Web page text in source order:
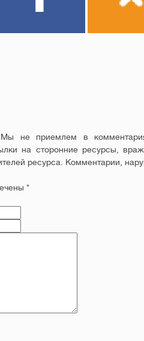
не приемлем в
на сторонние ресурсы,
ресурса. Комментарии,
*